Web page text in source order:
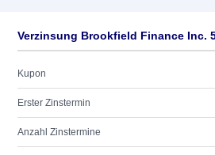
Verzinsung Brookfield Finance Inc.
Kupon
Erster Zinstermin
Anzahl Zinstermine